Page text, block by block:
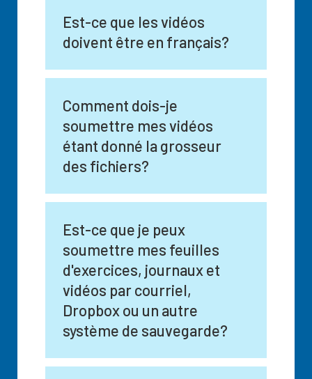
Est-ce que les vidéos
doivent être en français?
Comment dois-je
soumettre mes vidéos
étant donné la grosseur
des fichiers?
Est-ce que je peux
soumettre mes feuilles
d'exercices, journaux et
vidéos par courriel,
Dropbox ou un autre
système de sauvegarde?